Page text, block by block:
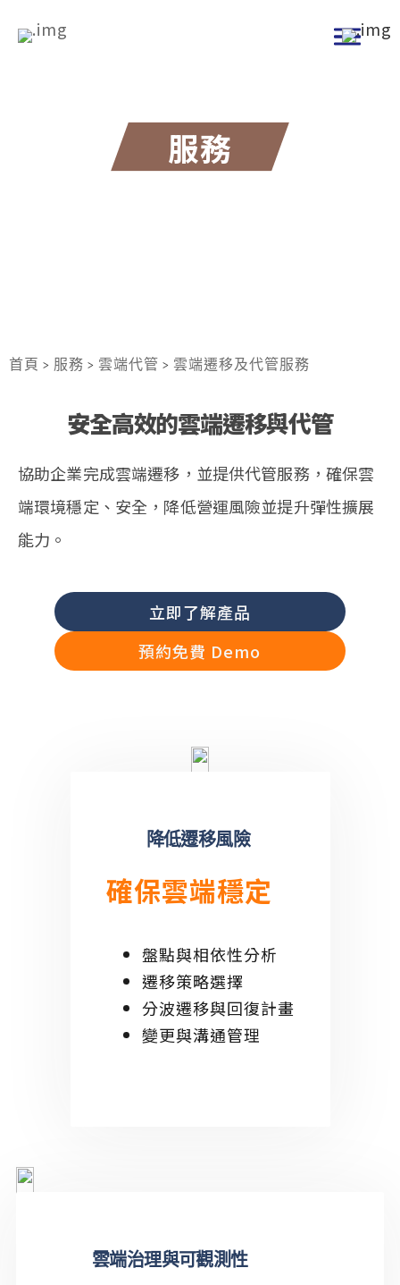
服務
首頁 > 服務 > 雲端代管 > 雲端遷移及代管服務
安全高效的雲端遷移與代管
協助企業完成雲端遷移，並提供代管服務，確保雲
端環境穩定、安全，降低營運風險並提升彈性擴展
能力。
立即了解產品
預約免費 Demo
確保雲端穩定
降低遷移風險
盤點與相依性分析
遷移策略選擇
分波遷移與回復計畫
變更與溝通管理
雲端治理與可觀測性